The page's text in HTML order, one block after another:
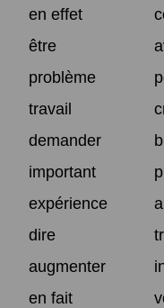
en effet
être
problème
travail
demander
important
expérience
dire
augmenter
en fait